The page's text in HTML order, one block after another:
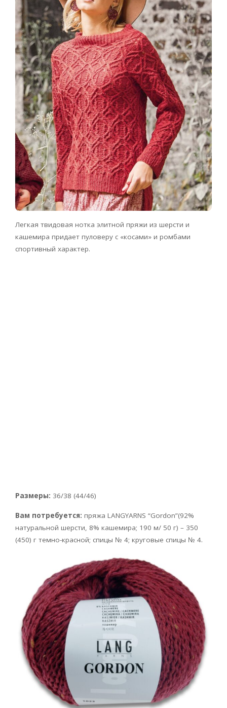
Легкая твидовая нотка элитной пряжи из шерсти и
кашемира придает пуловеру с «косами» и ромбами
спортивный характер.
Размеры: 36/38 (44/46)
Вам потребуется: пряжа LANGYARNS “Gordon”(92%
натуральной шерсти, 8% кашемира; 190 м/ 50 г) – 350
(450) г темно-красной; спицы № 4; круговые спицы № 4.